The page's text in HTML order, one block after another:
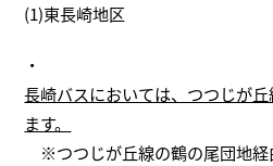
(1)東長崎地区
・
長崎バスにおいては、つつじが
ます。
※つつじが丘線の鶴の尾団地経